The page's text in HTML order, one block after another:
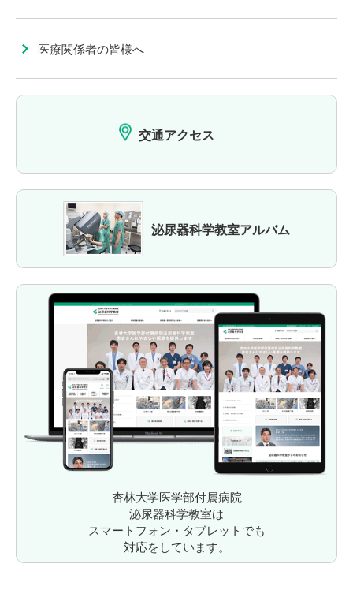
医療関係者の皆様へ
交通アクセス
泌尿器科学教室アルバム
杏林大学医学部付属病院
泌尿器科学教室は
スマートフォン・タブレットでも
対応をしています。